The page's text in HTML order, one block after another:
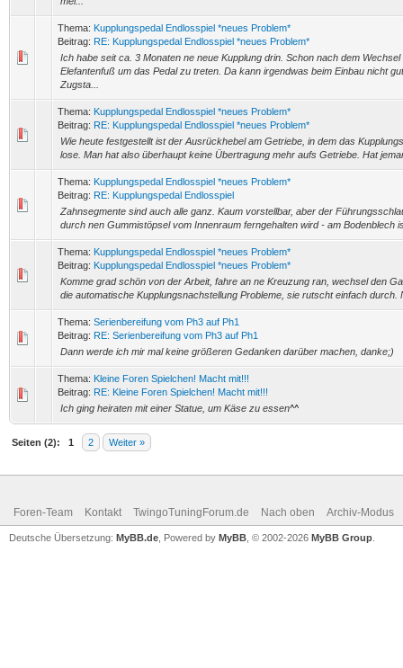
Thema: Kupplungspedal Endlosspiel *neues Problem*
Beitrag: RE: Kupplungspedal Endlosspiel *neues Problem*
Ich habe seit ca. 3 Monaten ne neue Kupplung drin. Schon nach dem
Elefantenfuß um das Pedal zu treten. Da kann irgendwas beim Einbau nicht
Zugsta...
Thema: Kupplungspedal Endlosspiel *neues Problem*
Beitrag: RE: Kupplungspedal Endlosspiel *neues Problem*
Wie heute festgestellt ist der Ausrückhebel am Getriebe, in dem das
lose. Man hat also überhaupt keine Übertragung mehr aufs Getriebe. Hat
Thema: Kupplungspedal Endlosspiel *neues Problem*
Beitrag: RE: Kupplungspedal Endlosspiel
Zahnsegmente sind auch alle ganz. Kaum vorstellbar, aber der
durch nen Gummistöpsel vom Innenraum ferngehalten wird - am Bodenblech
Thema: Kupplungspedal Endlosspiel *neues Problem*
Beitrag: Kupplungspedal Endlosspiel *neues Problem*
Komme grad schön von der Arbeit, fahre an ne Kreuzung ran, wechsel den
die automatische Kupplungsnachstellung Probleme, sie rutscht einfach durch.
Thema: Serienbereifung vom Ph3 auf Ph1
Beitrag: RE: Serienbereifung vom Ph3 auf Ph1
Dann werde ich mir mal keine größeren Gedanken darüber machen, danke;)
Thema: Kleine Foren Spielchen! Macht mit!!!
Beitrag: RE: Kleine Foren Spielchen! Macht mit!!!
Ich ging heiraten mit einer Statue, um Käse zu essen^^
Seiten (2): 1 2 Weiter »
Foren-Team Kontakt TwingoTuningForum.de Nach oben Archiv-Modus
Deutsche Übersetzung: MyBB.de , Powered by MyBB , © 2002-2026 MyBB Group